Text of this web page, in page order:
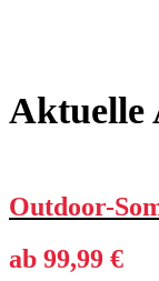
Aktuelle
Outdoor-
ab 99,99 €